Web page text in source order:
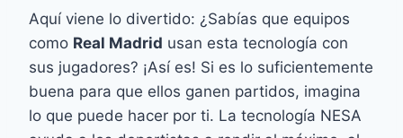
Aquí viene lo divertido: ¿Sabías que equipos
como Real Madrid usan esta tecnología con
sus jugadores? ¡Así es! Si es lo suficientemente
buena para que ellos ganen partidos, imagina
lo que puede hacer por ti. La tecnología NESA